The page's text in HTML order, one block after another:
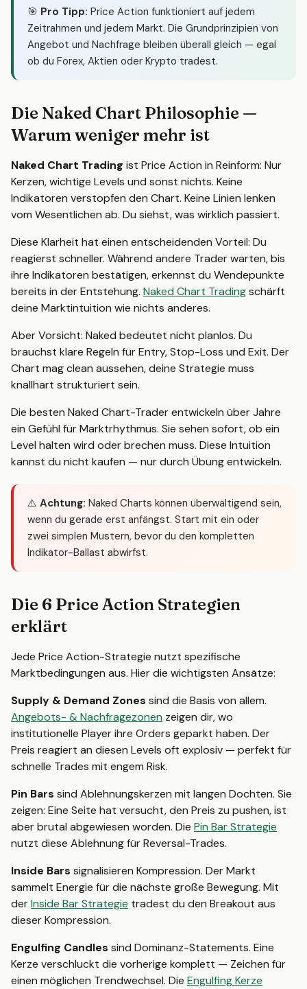
🎯 Pro Tipp: Price Action funktioniert auf jedem
Zeitrahmen und jedem Markt. Die Grundprinzipien von
Angebot und Nachfrage bleiben überall gleich — egal
ob du Forex, Aktien oder Krypto tradest.
Die Naked Chart Philosophie —
Warum weniger mehr ist
Naked Chart Trading ist Price Action in Reinform: Nur
Kerzen, wichtige Levels und sonst nichts. Keine
Indikatoren verstopfen den Chart. Keine Linien lenken
vom Wesentlichen ab. Du siehst, was wirklich passiert.
Diese Klarheit hat einen entscheidenden Vorteil: Du
reagierst schneller. Während andere Trader warten, bis
ihre Indikatoren bestätigen, erkennst du Wendepunkte
bereits in der Entstehung. Naked Chart Tradingschärft
deine Marktintuition wie nichts anderes.
Aber Vorsicht: Naked bedeutet nicht planlos. Du
brauchst klare Regeln für Entry, Stop-Loss und Exit. Der
Chart mag clean aussehen, deine Strategie muss
knallhart strukturiert sein.
Die besten Naked Chart-Trader entwickeln über Jahre
ein Gefühl für Marktrhythmus. Sie sehen sofort, ob ein
Level halten wird oder brechen muss. Diese Intuition
kannst du nicht kaufen — nur durch Übung entwickeln.
⚠️ Achtung: Naked Charts können überwältigend sein,
wenn du gerade erst anfängst. Start mit ein oder
zwei simplen Mustern, bevor du den kompletten
Indikator-Ballast abwirfst.
Die 6 Price Action Strategien
erklärt
Jede Price Action-Strategie nutzt spezifische
Marktbedingungen aus. Hier die wichtigsten Ansätze:
Supply & Demand Zones sind die Basis von allem.
Angebots- & Nachfragezonen zeigen dir, wo
institutionelle Player ihre Orders geparkt haben. Der
Preis reagiert an diesen Levels oft explosiv — perfekt für
schnelle Trades mit engem Risk.
Pin Bars sind Ablehnungskerzen mit langen Dochten. Sie
zeigen: Eine Seite hat versucht, den Preis zu pushen, ist
aber brutal abgewiesen worden. Die Pin Bar Strategie
nutzt diese Ablehnung für Reversal-Trades.
Inside Bars signalisieren Kompression. Der Markt
sammelt Energie für die nächste große Bewegung. Mit
derInside Bar Strategie tradest du den Breakout aus
dieser Kompression.
Engulfing Candles sind Dominanz-Statements. Eine
Kerze verschluckt die vorherige komplett — Zeichen für
einen möglichen Trendwechsel. Die Engulfing Kerze